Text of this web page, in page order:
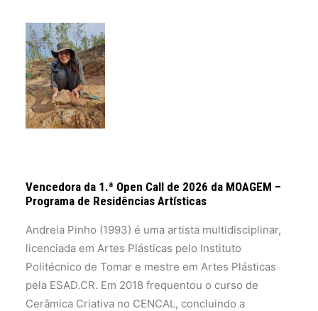
Vencedora da 1.ª Open Call de 2026 da MOAGEM –
Programa de Residências Artísticas
Andreia Pinho (1993) é uma artista multidisciplinar,
licenciada em Artes Plásticas pelo Instituto
Politécnico de Tomar e mestre em Artes Plásticas
pela ESAD.CR. Em 2018 frequentou o curso de
Cerâmica Criativa no CENCAL, concluindo a